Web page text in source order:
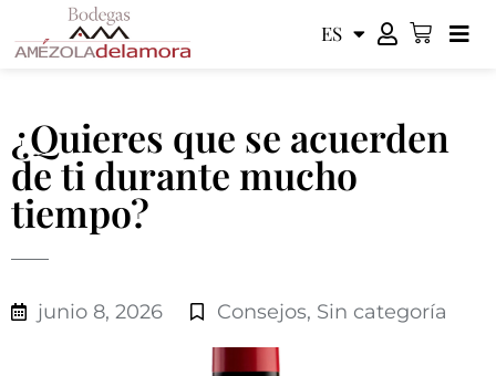
ES
EN
¿Quieres que se acuerden
de ti durante mucho
tiempo?
junio 8, 2026 Consejos, Sin categoría